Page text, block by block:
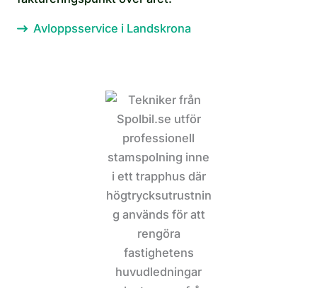
Avloppsservice i Landskrona